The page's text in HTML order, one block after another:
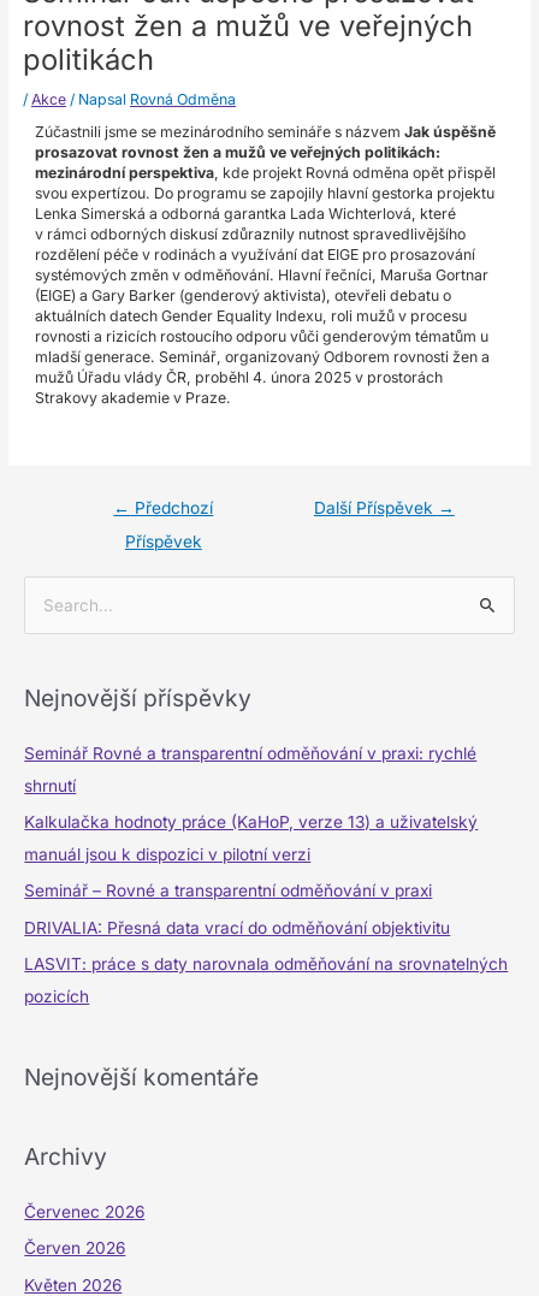
rovnost žen a mužů ve veřejných
politikách
/ Akce/ Napsal Rovná Odměna
Zúčastnili jsme se mezinárodního semináře s názvem Jak úspěšně
prosazovat rovnost žen a mužů ve veřejných politikách:
mezinárodní perspektiva, kde projekt Rovná odměna opět přispěl
svou expertízou. Do programu se zapojily hlavní gestorka projektu
Lenka Simerská a odborná garantka Lada Wichterlová, které
v rámci odborných diskusí zdůraznily nutnost spravedlivějšího
rozdělení péče v rodinách a využívání dat EIGE pro prosazování
systémových změn v odměňování. Hlavní řečníci, Maruša Gortnar
(EIGE) a Gary Barker (genderový aktivista), otevřeli debatu o
aktuálních datech Gender Equality Indexu, roli mužů v procesu
rovnosti a rizicích rostoucího odporu vůči genderovým tématům u
mladší generace. Seminář, organizovaný Odborem rovnosti žen a
mužů Úřadu vlády ČR, proběhl 4. února 2025 v prostorách
Strakovy akademie v Praze.
← Předchozí
Příspěvek
Další Příspěvek →
l
r
o
:
Nejnovější příspěvky
Seminář Rovné a transparentní odměňování v praxi: rychlé
shrnutí
Kalkulačka hodnoty práce (KaHoP, verze 13) a uživatelský
manuál jsou k dispozici v pilotní verzi
Seminář – Rovné a transparentní odměňování v praxi
DRIVALIA: Přesná data vrací do odměňování objektivitu
LASVIT: práce s daty narovnala odměňování na srovnatelných
pozicích
Nejnovější komentáře
Archivy
Červenec 2026
Červen 2026
Květen 2026